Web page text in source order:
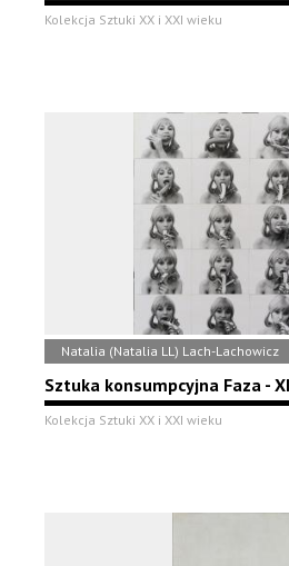
Kolekcja Sztuki XX i XXI wieku
Natalia (Natalia LL) Lach-Lachowicz
Sztuka konsumpcyjna Faza - XI
Kolekcja Sztuki XX i XXI wieku